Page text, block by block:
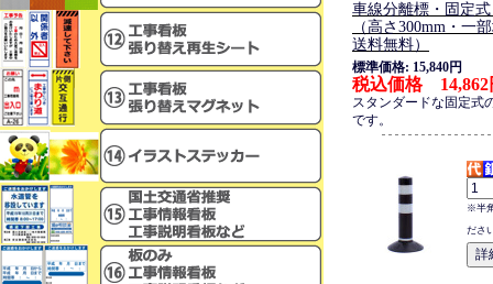
車線分離標・固定
（高さ300mm・一
送料無料）
標準価格: 15,840円
税込価格 14,862
スタンダードな固定式
です。
※半
ださ